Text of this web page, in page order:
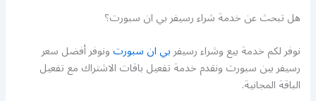
هل تبحث عن خدمة شراء رسيفر بي ان سبورت؟
نوفر لكم خدمة بيع وشراء رسيفربي ان سبورتونوفر أفضل سعر
رسيفر بين سبورت ونقدم خدمة تفعيل باقات الاشتراك مع تفعيل
الباقة المجانية.